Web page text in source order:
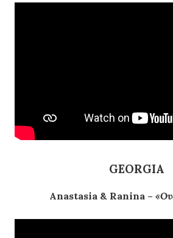
GEORGIA
Anastasia & Ranina –